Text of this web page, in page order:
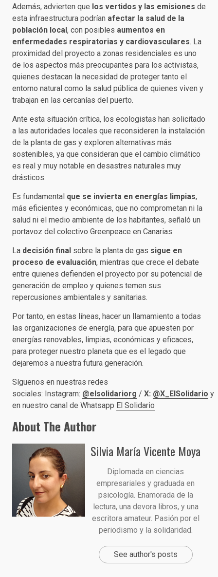
Además, advierten que los vertidos y las emisiones de
esta infraestructura podrían afectar la salud de la
población local, con posibles aumentos en
enfermedades respiratorias y cardiovasculares. La
proximidad del proyecto a zonas residenciales es uno
de los aspectos más preocupantes para los activistas,
quienes destacan la necesidad de proteger tanto el
entorno natural como la salud pública de quienes viven y
trabajan en las cercanías del puerto.
Ante esta situación crítica, los ecologistas han solicitado
a las autoridades locales que reconsideren la instalación
de la planta de gas y exploren alternativas más
sostenibles, ya que consideran que el cambio climático
es real y muy notable en desastres naturales muy
drásticos.
Es fundamental que se invierta en energías limpias,
más eficientes y económicas, que no comprometan ni la
salud ni el medio ambiente de los habitantes, señaló un
portavoz del colectivo Greenpeace en Canarias.
La decisión final sobre la planta de gas sigue en
proceso de evaluación, mientras que crece el debate
entre quienes defienden el proyecto por su potencial de
generación de empleo y quienes temen sus
repercusiones ambientales y sanitarias.
Por tanto, en estas líneas, hacer un llamamiento a todas
las organizaciones de energía, para que apuesten por
energías renovables, limpias, económicas y eficaces,
para proteger nuestro planeta que es el legado que
dejaremos a nuestra futura generación.
Síguenos en nuestras redes
sociales: Instagram: @elsolidariorg / X: @X_ElSolidario y
en nuestro canal de Whatsapp El Solidario
About The Author
Silvia María Vicente Moya
Diplomada en ciencias
empresariales y graduada en
psicología. Enamorada de la
lectura, una devora libros, y una
escritora amateur. Pasión por el
periodismo y la solidaridad.
See author's posts